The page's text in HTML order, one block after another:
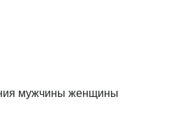
мужчины женщины